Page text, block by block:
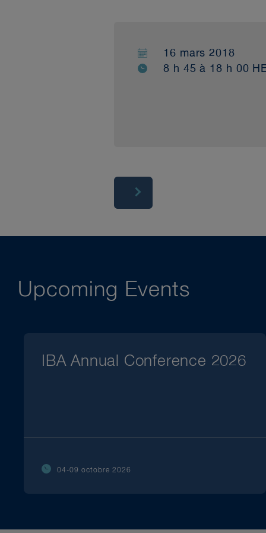
16 mars 2018
8 h 45 à 18 h 00
Upcoming Events
IBA Annual Conference 2026
04-09 octobre 2026